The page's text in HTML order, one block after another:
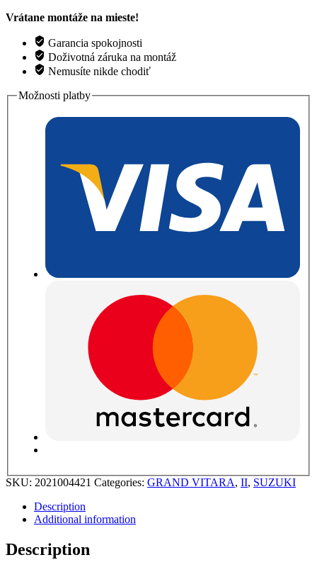
Vrátane montáže na mieste!
Garancia spokojnosti
Doživotná záruka na montáž
Nemusíte nikde chodiť
Možnosti platby
SKU: 2021004421 Categories: GRAND VITARA, II, SUZUKI
Description
Additional information
Description